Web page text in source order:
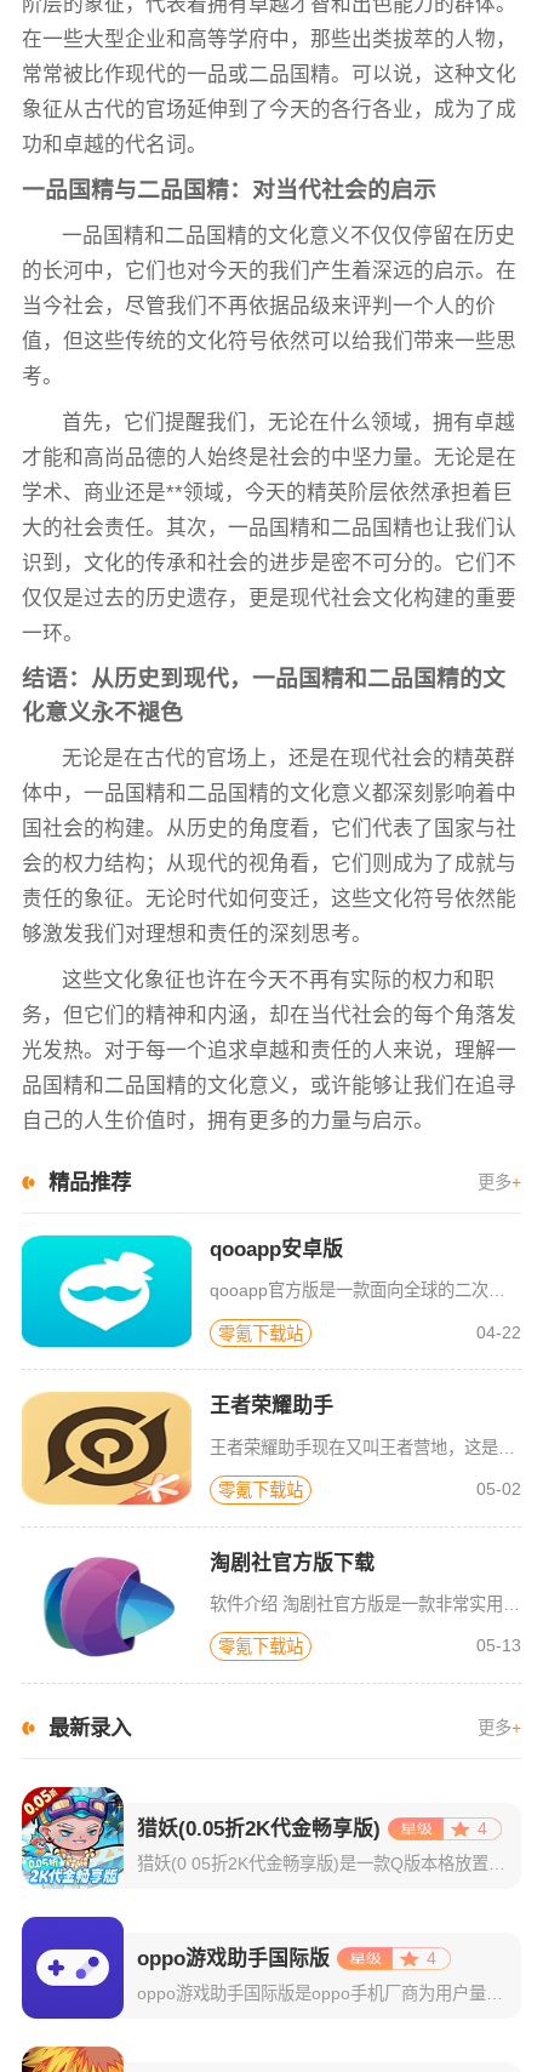
阶层的象征，代表着拥有卓越才智和出色能力的群体。
在一些大型企业和高等学府中，那些出类拔萃的人物，
常常被比作现代的一品或二品国精。可以说，这种文化
象征从古代的官场延伸到了今天的各行各业，成为了成
功和卓越的代名词。
一品国精与二品国精：对当代社会的启示
一品国精和二品国精的文化意义不仅仅停留在历史
的长河中，它们也对今天的我们产生着深远的启示。在
当今社会，尽管我们不再依据品级来评判一个人的价
值，但这些传统的文化符号依然可以给我们带来一些思
考。
首先，它们提醒我们，无论在什么领域，拥有卓越
才能和高尚品德的人始终是社会的中坚力量。无论是在
学术、商业还是**领域，今天的精英阶层依然承担着巨
大的社会责任。其次，一品国精和二品国精也让我们认
识到，文化的传承和社会的进步是密不可分的。它们不
仅仅是过去的历史遗存，更是现代社会文化构建的重要
一环。
结语：从历史到现代，一品国精和二品国精的文
化意义永不褪色
无论是在古代的官场上，还是在现代社会的精英群
体中，一品国精和二品国精的文化意义都深刻影响着中
国社会的构建。从历史的角度看，它们代表了国家与社
会的权力结构；从现代的视角看，它们则成为了成就与
责任的象征。无论时代如何变迁，这些文化符号依然能
够激发我们对理想和责任的深刻思考。
这些文化象征也许在今天不再有实际的权力和职
务，但它们的精神和内涵，却在当代社会的每个角落发
光发热。对于每一个追求卓越和责任的人来说，理解一
品国精和二品国精的文化意义，或许能够让我们在追寻
自己的人生价值时，拥有更多的力量与启示。
精品推荐 更多+
qooapp安卓版
qooapp官方版是一款面向全球的二次元游戏资讯平台，它融合玩家社群、媒体资讯、游戏商店于一体，旨在汇聚全球热爱ACG的玩家，为他们创造有趣有爱有价值的产品和服务。为二次元游戏爱好者提供上万款游戏下载
零氪下载站 04-22
王者荣耀助手
王者荣耀助手现在又叫王者营地，这是由腾讯官方推出的王者荣耀辅助软件，用户在这里可以更加全面的了解王者荣耀的相关信息，不论是找攻略、白嫖活动、还是赛事直播的通知，这里都会第一时间发布。同时在这里还能查询
零氪下载站 05-02
淘剧社官方版下载
零氪下载站 05-13
最新录入 更多+
猎妖(0.05折2K代金畅享版)
4
猎妖(0 05折2K代金畅享版)是一款Q版本格放置玩法手游，既有乐趣推图，挂机后也有丰厚收益，轻松放置，佛系游戏；多位不同职业和技能的英雄登场，组建和培养阵容有一定策略性；有多种偏单机的玩法，探索迷宫
oppo游戏助手国际版
4
oppo游戏助手国际版是oppo手机厂商为用户量身打造的一款游戏性能优化工具。其将你设备中的所有游戏自动集中分类，轻松实现一键启动与集中管理，彻底告别混乱桌面和频繁切换的烦恼。在游戏开启的那一刻，系统